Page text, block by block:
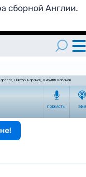
сборной Англии.